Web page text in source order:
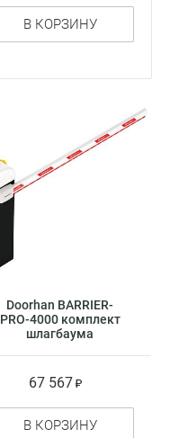
В КОРЗИНУ
Doorhan BARRIER-
PRO-4000 комплект
шлагбаума
67 567
В КОРЗИНУ